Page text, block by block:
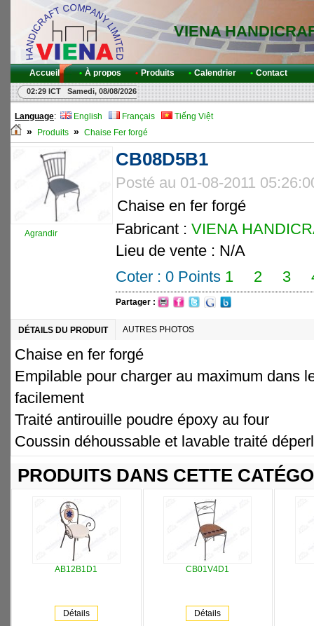
VIENA
Accueil • À propos • Produits • Calendrier • Contact
02:29 ICT Samedi, 08/08/2026
Language: English Français Tiếng Việt
» Produits » Chaise Fer forgé
Agrandir
CB08D5B1
Posté au 01-08-2011
Chaise en fer forgé
Fabricant : VIENA
Lieu de vente : N/A
Coter : 0 Points 1 2 3
Partager :
DÉTAILS DU PRODUIT AUTRES PHOTOS
Chaise en fer forgé
Empilable pour charger au maximum dans
facilement
Traité antirouille poudre époxy au four
Coussin déhoussable et lavable traité
PRODUITS DANS CETTE
AB12B1D1
Détails
CB01V4D1
Détails